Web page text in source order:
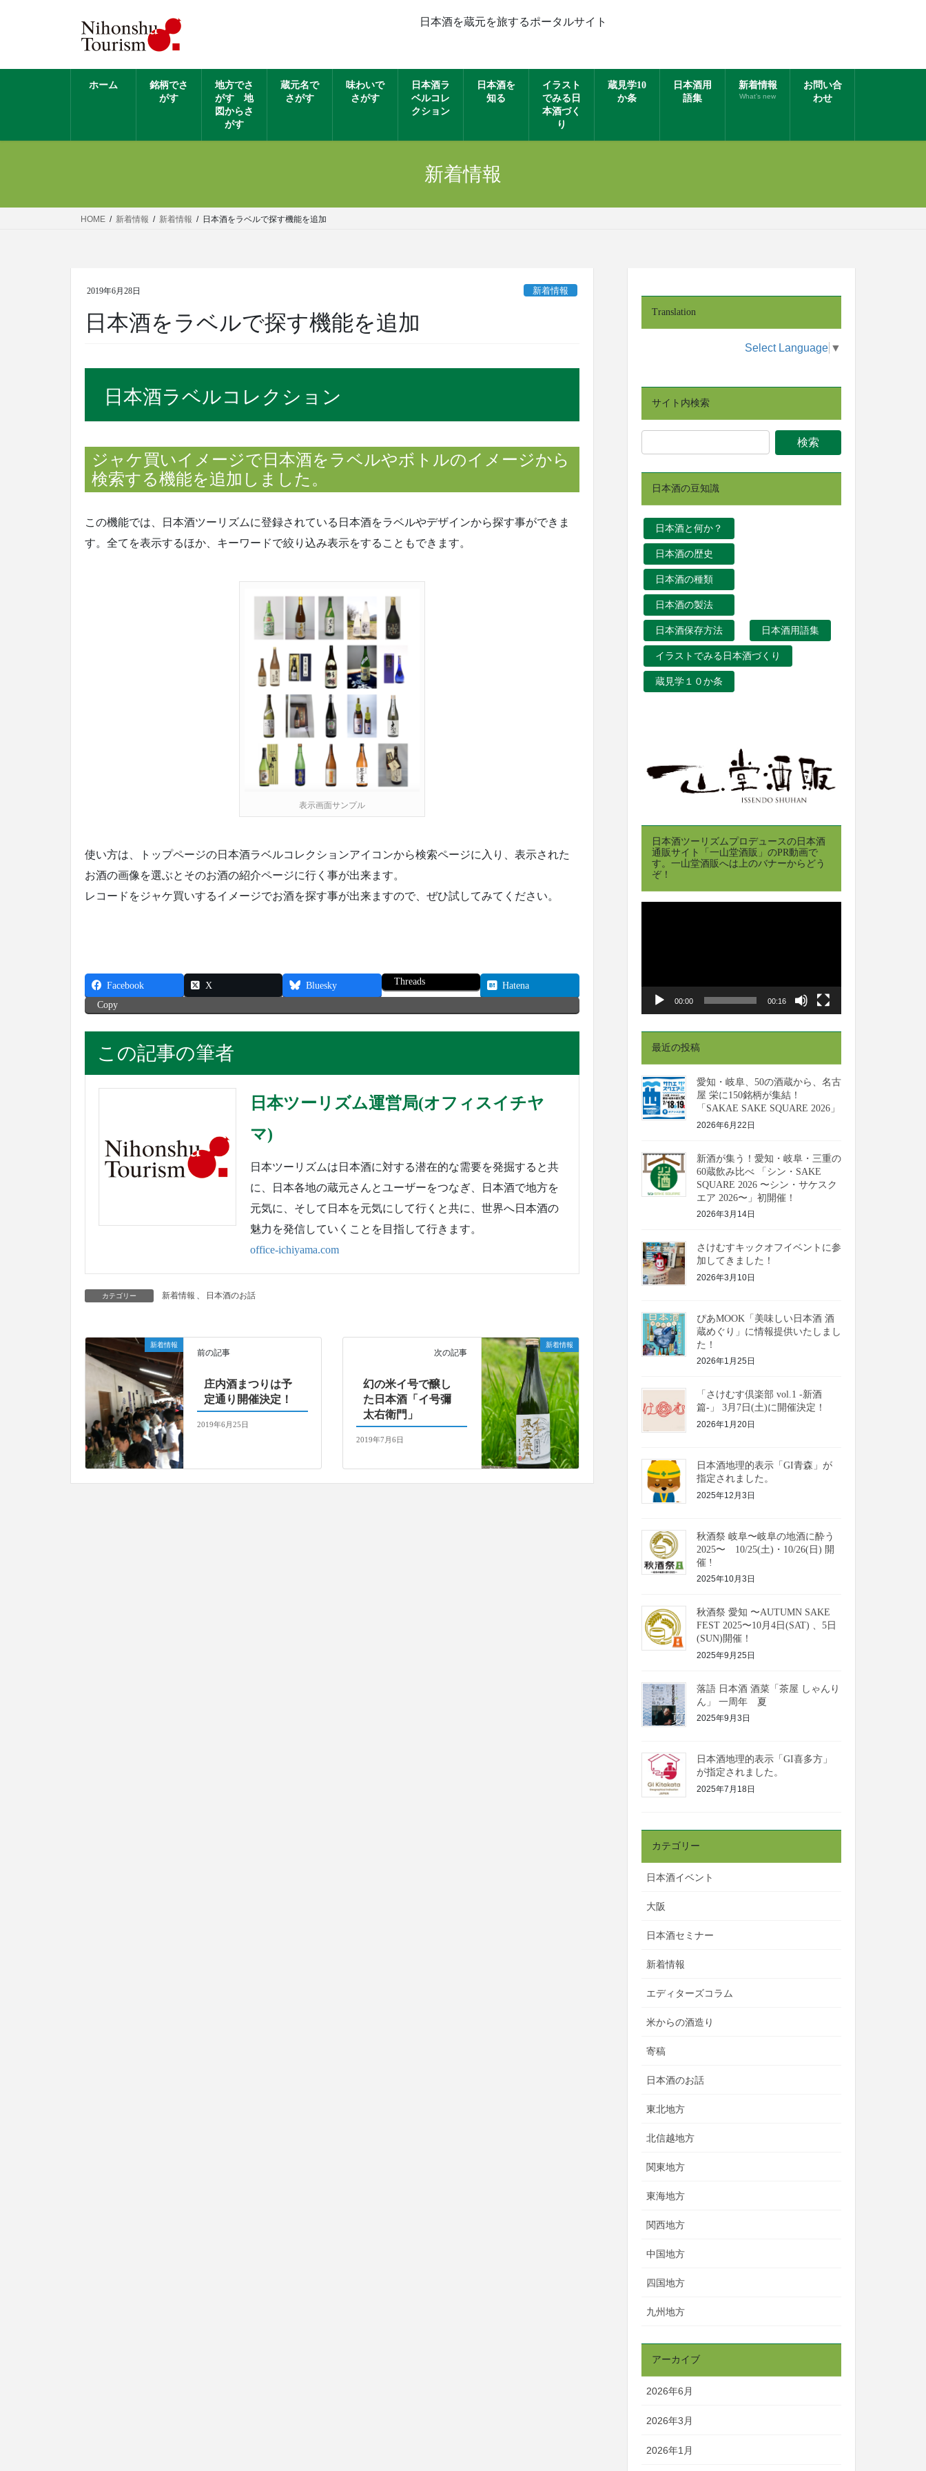
日本酒を蔵元を旅するポータルサイト
ホーム
銘柄でさ
がす
地方でさ
がす 地
図からさ
がす
蔵元名で
さがす
味わいで
さがす
日本酒ラ
ベルコレ
クション
日本酒を
知る
イラスト
でみる日
本酒づく
り
蔵見学10
か条
日本酒用
語集
新着情報
What’s new
お問い合
わせ
新着情報
HOME 新着情報 新着情報 日本酒をラベルで探す機能を追加
2019年6月28日 新着情報
日本酒をラベルで探す機能を追加
日本酒ラベルコレクション
ジャケ買いイメージで日本酒をラベルやボトルのイメージから
検索する機能を追加しました。
この機能では、日本酒ツーリズムに登録されている日本酒をラベルやデザインから探す事ができま
す。全てを表示するほか、キーワードで絞り込み表示をすることもできます。
表示画面サンプル
使い方は、トップページの日本酒ラベルコレクションアイコンから検索ページに入り、表示された
お酒の画像を選ぶとそのお酒の紹介ページに行く事が出来ます。
レコードをジャケ買いするイメージでお酒を探す事が出来ますので、ぜひ試してみてください。
Facebook X Bluesky Threads
Hatena
Copy
この記事の筆者
日本ツーリズム運営局(オフィスイチヤ
マ)
日本ツーリズムは日本酒に対する潜在的な需要を発掘すると共
に、日本各地の蔵元さんとユーザーをつなぎ、日本酒で地方を
元気に、そして日本を元気にして行くと共に、世界へ日本酒の
魅力を発信していくことを目指して行きます。
office-ichiyama.com
カテゴリー 新着情報 、 日本酒のお話
新着情報
前の記事
庄内酒まつりは予
定通り開催決定！
2019年6月25日
新着情報
次の記事
幻の米イ号で醸し
た日本酒「イ号彌
太右衛門」
2019年7月6日
Translation
Select Language ▼
サイト内検索
日本酒の豆知識
日本酒と何か？
日本酒の歴史
日本酒の種類
日本酒の製法
日本酒保存方法 日本酒用語集
イラストでみる日本酒づくり
蔵見学１０か条
日本酒ツーリズムプロデュースの日本酒
通販サイト「一山堂酒販」のPR動画で
す。一山堂酒販へは上のバナーからどう
ぞ！
00:00 00:16
最近の投稿
愛知・岐阜、50の酒蔵から、名古
屋 栄に150銘柄が集結！
「SAKAE SAKE SQUARE 2026」
2026年6月22日
新酒が集う！愛知・岐阜・三重の
60蔵飲み比べ 「シン・SAKE
SQUARE 2026 〜シン・サケスク
エア 2026〜」初開催！
2026年3月14日
さけむすキックオフイベントに参
加してきました！
2026年3月10日
ぴあMOOK「美味しい日本酒 酒
蔵めぐり」に情報提供いたしまし
た！
2026年1月25日
「さけむす倶楽部 vol.1 -新酒
篇-」 3月7日(土)に開催決定！
2026年1月20日
日本酒地理的表示「GI青森」が
指定されました。
2025年12月3日
秋酒祭 岐阜〜岐阜の地酒に酔う
2025〜 10/25(土)・10/26(日) 開
催 !
2025年10月3日
秋酒祭 愛知 〜AUTUMN SAKE
FEST 2025〜10月4日(SAT) 、5日
(SUN)開催！
2025年9月25日
落語 日本酒 酒菜「茶屋 しゃんり
ん」 一周年 夏
2025年9月3日
日本酒地理的表示「GI喜多方」
が指定されました。
2025年7月18日
カテゴリー
日本酒イベント
大阪
日本酒セミナー
新着情報
エディターズコラム
米からの酒造り
寄稿
日本酒のお話
東北地方
北信越地方
関東地方
東海地方
関西地方
中国地方
四国地方
九州地方
アーカイブ
2026年6月
2026年3月
2026年1月